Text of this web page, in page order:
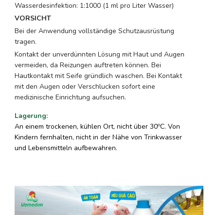
Wasserdesinfektion: 1:1000 (1 ml pro Liter Wasser)
VORSICHT
Bei der Anwendung vollständige Schutzausrüstung
tragen.
Kontakt der unverdünnten Lösung mit Haut und Augen
vermeiden, da Reizungen auftreten können. Bei
Hautkontakt mit Seife gründlich waschen. Bei Kontakt
mit den Augen oder Verschlucken sofort eine
medizinische Einrichtung aufsuchen.
Lagerung:
An einem trockenen, kühlen Ort, nicht über 30oC. Von
Kindern fernhalten, nicht in der Nähe von Trinkwasser
und Lebensmitteln aufbewahren.